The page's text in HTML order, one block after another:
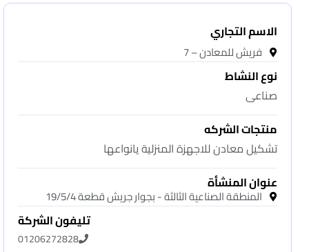
الاسم التجاري
فريش للمعادن – 7
نوع النشاط
صناعى
منتجات الشركه
تشكيل معادن للاجهزة المنزلية يانواعها
عنوان المنشأة
المنطقة الصناعية الثالثة - بجوار جريش قطعة 19/5/4
تليفون الشركة
01206272828